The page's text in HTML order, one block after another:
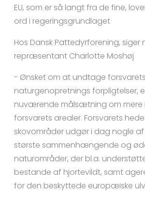
EU, som er så langt fra de fine,
ord i regeringsgrundlaget
Hos Dansk Pattedyrforening, siger
repræsentant Charlotte Moshøj
- Ønsket om at undtage
naturgenopretnings forpligtelser,
nuværende målsætning om mere
forsvarets arealer. Forsvarets
skovområder udgør i dag nogle af
største sammenhængende og
naturområder, der bl.a.
bestande af hjortevildt, samt
for den beskyttede europæiske ulv